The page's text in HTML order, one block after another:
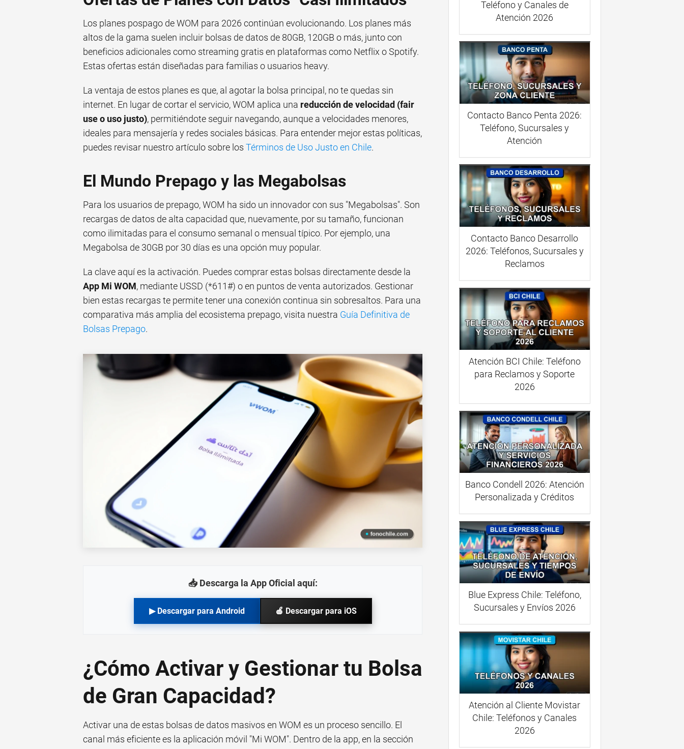
Los planes pospago de WOM para 2026 continúan evolucionando. Los planes más
altos de la gama suelen incluir bolsas de datos de 80GB, 120GB o más, junto con
beneficios adicionales como streaming gratis en plataformas como Netflix o Spotify.
Estas ofertas están diseñadas para familias o usuarios heavy.
La ventaja de estos planes es que, al agotar la bolsa principal, no te quedas sin
internet. En lugar de cortar el servicio, WOM aplica una reducción de velocidad (fair
use o uso justo), permitiéndote seguir navegando, aunque a velocidades menores,
ideales para mensajería y redes sociales básicas. Para entender mejor estas políticas,
puedes revisar nuestro artículo sobre los Términos de Uso Justo en Chile.
El Mundo Prepago y las Megabolsas
Para los usuarios de prepago, WOM ha sido un innovador con sus "Megabolsas". Son
recargas de datos de alta capacidad que, nuevamente, por su tamaño, funcionan
como ilimitadas para el consumo semanal o mensual típico. Por ejemplo, una
Megabolsa de 30GB por 30 días es una opción muy popular.
La clave aquí es la activación. Puedes comprar estas bolsas directamente desde la
App Mi WOM, mediante USSD (*611#) o en puntos de venta autorizados. Gestionar
bien estas recargas te permite tener una conexión continua sin sobresaltos. Para una
comparativa más amplia del ecosistema prepago, visita nuestra Guía Definitiva de
Bolsas Prepago.
📥 Descarga la App Oficial aquí:
▶ Descargar para Android 🍎 Descargar para iOS
¿Cómo Activar y Gestionar tu Bolsa
de Gran Capacidad?
Activar una de estas bolsas de datos masivos en WOM es un proceso sencillo. El
canal más eficiente es la aplicación móvil "Mi WOM". Dentro de la app, en la sección
Teléfono y Canales de
Atención 2026
Contacto Banco Penta 2026:
Teléfono, Sucursales y
Atención
Contacto Banco Desarrollo
2026: Teléfonos, Sucursales y
Reclamos
Atención BCI Chile: Teléfono
para Reclamos y Soporte
2026
Banco Condell 2026: Atención
Personalizada y Créditos
Blue Express Chile: Teléfono,
Sucursales y Envíos 2026
Atención al Cliente Movistar
Chile: Teléfonos y Canales
2026